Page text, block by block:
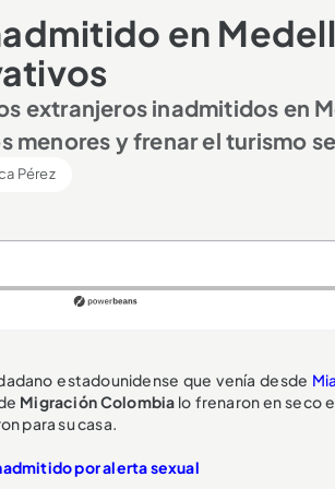
en
extranjeros inadmitidos en
menores y frenar el turismo
Pérez
estadounidense que venía desde
Migración Colombia lo frenaron en seco
para su casa.
por alerta sexual